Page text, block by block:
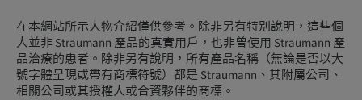
在本網站所示人物介紹僅供參考。除非另有特別說明，這些個
人並非 Straumann 產品的真實用戶，也非曾使用 Straumann 產
品治療的患者。除非另有說明，所有產品名稱（無論是否以大
號字體呈現或帶有商標符號）都是 Straumann、其附屬公司、
相關公司或其授權人或合資夥伴的商標。